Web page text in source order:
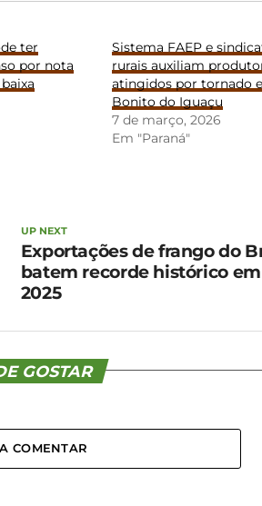
ter
por nota
Sistema FAEP e
rurais auxiliam
atingidos por tornado
Bonito do Iguaçu
7 de março, 2026
Em "Paraná"
UP NEXT
Exportações de frango do
batem recorde histórico em
2025
GOSTAR
COMENTAR